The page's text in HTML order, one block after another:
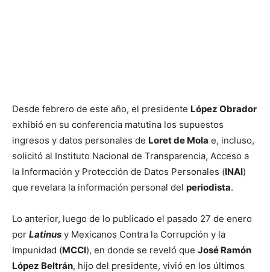
Desde febrero de este año, el presidente López Obrador
exhibió en su conferencia matutina los supuestos
ingresos y datos personales de Loret de Mola e, incluso,
solicitó al Instituto Nacional de Transparencia, Acceso a
la Información y Protección de Datos Personales (INAI)
que revelara la información personal del periodista.
Lo anterior, luego de lo publicado el pasado 27 de enero
por Latinus y Mexicanos Contra la Corrupción y la
Impunidad (MCCI), en donde se reveló que José Ramón
López Beltrán, hijo del presidente, vivió en los últimos